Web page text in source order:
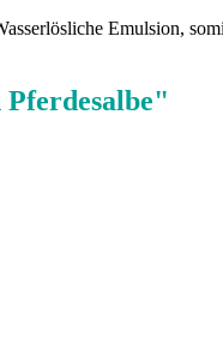
Emulsion,
Pferdesalbe"